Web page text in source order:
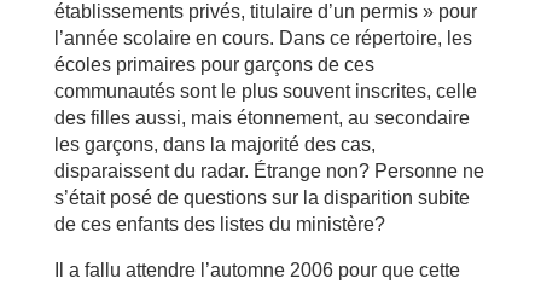
établissements privés, titulaire d’un permis » pour
l’année scolaire en cours. Dans ce répertoire, les
écoles primaires pour garçons de ces
communautés sont le plus souvent inscrites, celle
des filles aussi, mais étonnement, au secondaire
les garçons, dans la majorité des cas,
disparaissent du radar. Étrange non? Personne ne
s’était posé de questions sur la disparition subite
de ces enfants des listes du ministère?
Il a fallu attendre l’automne 2006 pour que cette